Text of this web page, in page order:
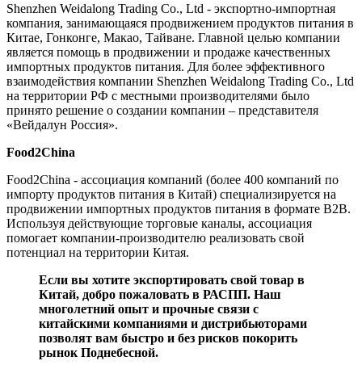
Shenzhen Weidalong Trading Cо., Ltd - экспортно-импортная
компания, занимающаяся продвижением продуктов питания в
Китае, Гонконге, Макао, Тайване. Главной целью компании
является помощь в продвижении и продаже качественных
импортных продуктов питания. Для более эффективного
взаимодействия компании Shenzhen Weidalong Trading Co., Ltd
на территории РФ с местными производителями было
принято решение о создании компании – представителя
«Вейдалун Россия».
Food2China
Food2China - ассоциация компаний (более 400 компаний по
импорту продуктов питания в Китай) специализируется на
продвижении импортных продуктов питания в формате B2B.
Используя действующие торговые каналы, ассоциация
помогает компании-производителю реализовать свой
потенциал на территории Китая.
Если вы хотите экспортировать свой товар в
Китай, добро пожаловать в РАСПП. Наш
многолетний опыт и прочные связи с
китайскими компаниями и дистрибьюторами
позволят вам быстро и без рисков покорить
рынок Поднебесной.